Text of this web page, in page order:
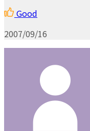
Good
2007/09/16